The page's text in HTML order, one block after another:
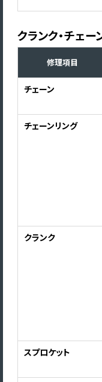
クランク・チェー
修理項目
チェーン
チェーンリング
クランク
スプロケット